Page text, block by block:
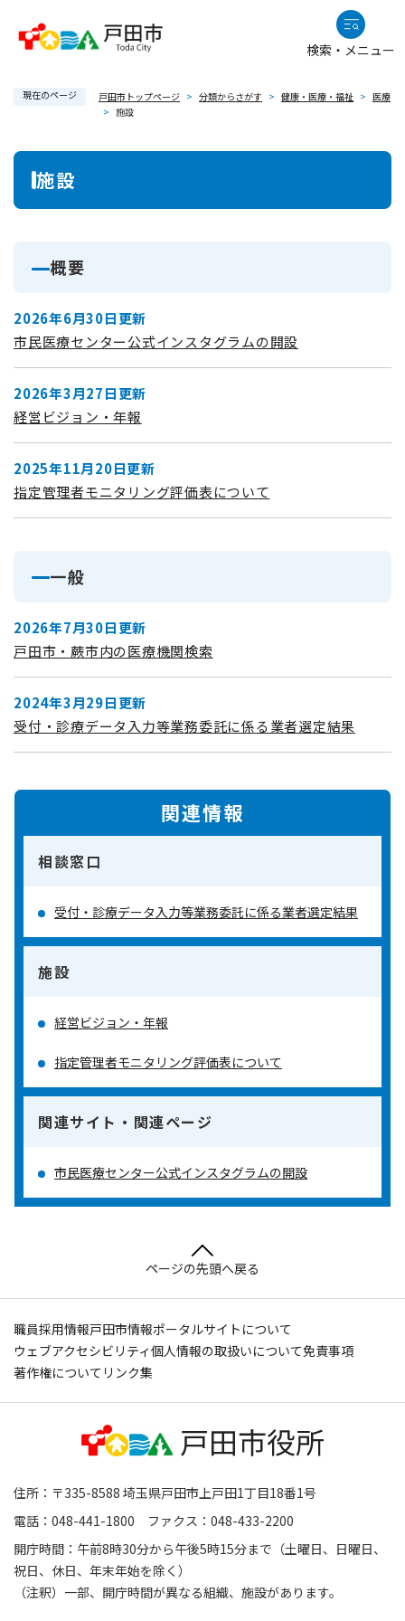
検索・メニュー
現在のページ 戸田市トップページ > 分類からさがす > 健康・医療・福祉 > 医療
> 施設
本
施設
概要
2026年6月30日更新
市民医療センター公式インスタグラムの開設
2026年3月27日更新
経営ビジョン・年報
2025年11月20日更新
指定管理者モニタリング評価表について
一般
2026年7月30日更新
戸田市・蕨市内の医療機関検索
2024年3月29日更新
受付・診療データ入力等業務委託に係る業者選定結果
関連情報
相談窓口
受付・診療データ入力等業務委託に係る業者選定結果
施設
経営ビジョン・年報
指定管理者モニタリング評価表について
関連サイト・関連ページ
市民医療センター公式インスタグラムの開設
ページの先頭へ戻る
職員採用情報戸田市情報ポータルサイトについて
ウェブアクセシビリティ個人情報の取扱いについて免責事項
著作権について リンク集
住所：〒335-8588 埼玉県戸田市上戸田1丁目18番1号
電話：048-441-1800 ファクス：048-433-2200
開庁時間：午前8時30分から午後5時15分まで（土曜日、日曜日、
祝日、休日、年末年始を除く）
（注釈）一部、開庁時間が異なる組織、施設があります。